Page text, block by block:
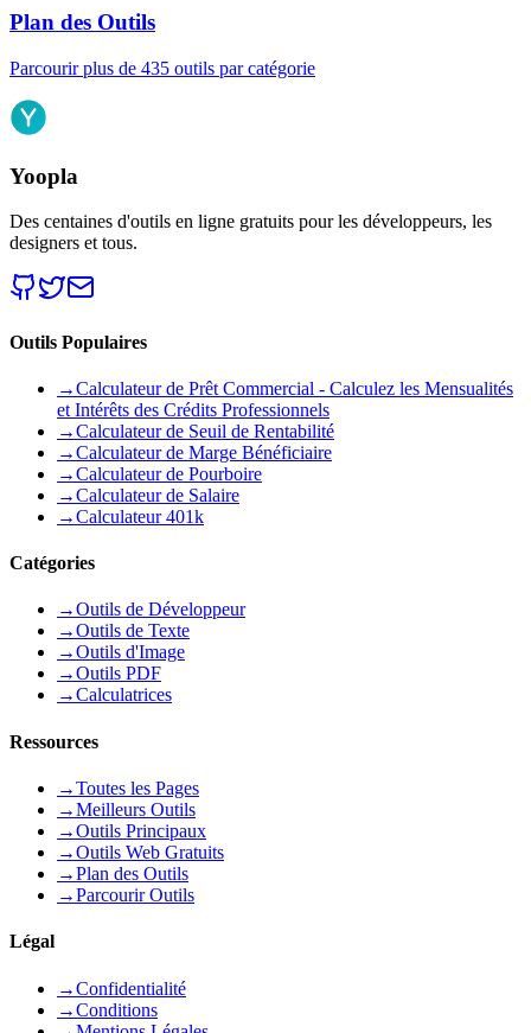
Plan des Outils
Parcourir plus de 435 outils par catégorie
Yoopla
Des centaines d'outils en ligne gratuits pour les développeurs, les
designers et tous.
Outils Populaires
→Calculateur de Prêt Commercial - Calculez les Mensualités
et Intérêts des Crédits Professionnels
→Calculateur de Seuil de Rentabilité
→Calculateur de Marge Bénéficiaire
→Calculateur de Pourboire
→Calculateur de Salaire
→Calculateur 401k
Catégories
→Outils de Développeur
→Outils de Texte
→Outils d'Image
→Outils PDF
→Calculatrices
Ressources
→Toutes les Pages
→Meilleurs Outils
→Outils Principaux
→Outils Web Gratuits
→Plan des Outils
→Parcourir Outils
Légal
→Confidentialité
→Conditions